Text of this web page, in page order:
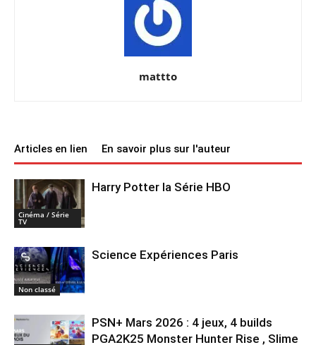
mattto
Articles en lien En savoir plus sur l'auteur
Cinéma / Série
TV
Harry Potter la Série HBO
Non classé
Science Expériences Paris
PSN+ Mars 2026 : 4 jeux, 4 builds
PGA2K25 Monster Hunter Rise , Slime